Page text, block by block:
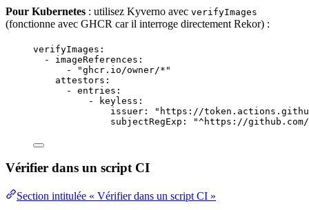
Pour Kubernetes : utilisez Kyverno avec verifyImages
(fonctionne avec GHCR car il interroge directement Rekor) :
verifyImages :
- imageReferences :
-
"ghcr.io/owner/* "
attestors :
- entries :
-
keyless :
issuer : " https://
subjectRegExp : "^https://github.com/
Vérifier dans un script CI
Section intitulée « Vérifier dans un script CI »